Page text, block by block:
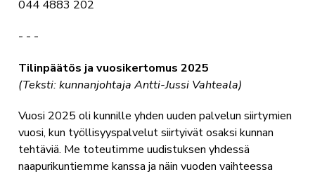
044 4883 202
- - -
Tilinpäätös ja vuosikertomus 2025
(Teksti: kunnanjohtaja Antti-Jussi Vahteala)
Vuosi 2025 oli kunnille yhden uuden palvelun siirtymien
vuosi, kun työllisyyspalvelut siirtyivät osaksi kunnan
tehtäviä. Me toteutimme uudistuksen yhdessä
naapurikuntiemme kanssa ja näin vuoden vaihteessa